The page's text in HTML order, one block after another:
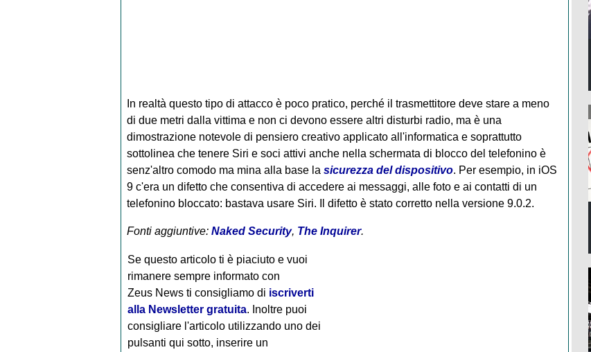
In realtà questo tipo di attacco è poco pratico, perché il trasmettitore deve stare a meno
di due metri dalla vittima e non ci devono essere altri disturbi radio, ma è una
dimostrazione notevole di pensiero creativo applicato all'informatica e soprattutto
sottolinea che tenere Siri e soci attivi anche nella schermata di blocco del telefonino è
senz'altro comodo ma mina alla base la sicurezza del dispositivo. Per esempio, in iOS
9 c'era un difetto che consentiva di accedere ai messaggi, alle foto e ai contatti di un
telefonino bloccato: bastava usare Siri. Il difetto è stato corretto nella versione 9.0.2.
Fonti aggiuntive: Naked Security, The Inquirer.
Se questo articolo ti è piaciuto e vuoi
rimanere sempre informato con
Zeus News ti consigliamo di iscriverti
alla Newsletter gratuita. Inoltre puoi
consigliare l'articolo utilizzando uno dei
pulsanti qui sotto, inserire un